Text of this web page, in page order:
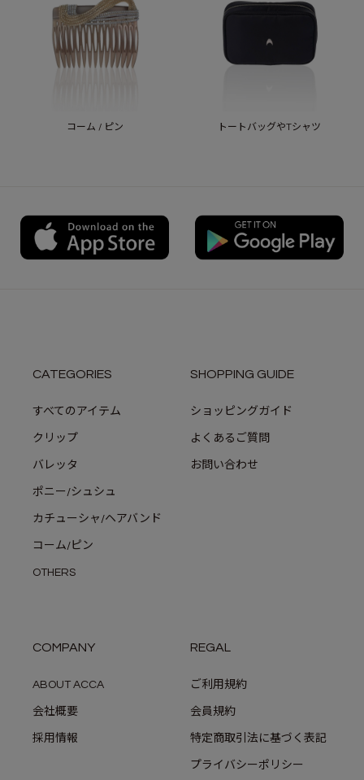
コーム / ピン トートバッグやTシャツ
CATEGORIES
すべてのアイテム
クリップ
バレッタ
ポニー/シュシュ
カチューシャ/ヘアバンド
コーム/ピン
OTHERS
SHOPPING GUIDE
ショッピングガイド
よくあるご質問
お問い合わせ
COMPANY
ABOUT ACCA
会社概要
採用情報
REGAL
ご利用規約
会員規約
特定商取引法に基づく表記
プライバシーポリシー